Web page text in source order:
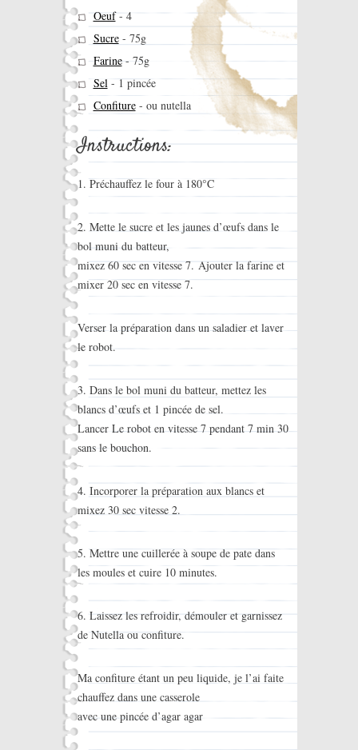
Oeuf- 4
Sucre- 75g
Farine- 75g
Sel- 1 pincée
Confiture- ou nutella
Instructions:
1. Préchauffez le four à 180°C
2. Mette le sucre et les jaunes d’œufs dans le
bol muni du batteur,
mixez 60 sec en vitesse 7. Ajouter la farine et
mixer 20 sec en vitesse 7.
Verser la préparation dans un saladier et laver
le robot.
3. Dans le bol muni du batteur, mettez les
blancs d’œufs et 1 pincée de sel.
Lancer Le robot en vitesse 7 pendant 7 min 30
sans le bouchon.
4. Incorporer la préparation aux blancs et
mixez 30 sec vitesse 2.
5. Mettre une cuillerée à soupe de pate dans
les moules et cuire 10 minutes.
6. Laissez les refroidir, démouler et garnissez
de Nutella ou confiture.
Ma confiture étant un peu liquide, je l’ai faite
chauffez dans une casserole
avec une pincée d’agar agar